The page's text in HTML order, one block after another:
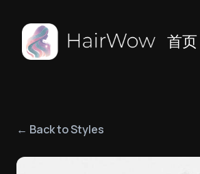
首页
← Back to Styles